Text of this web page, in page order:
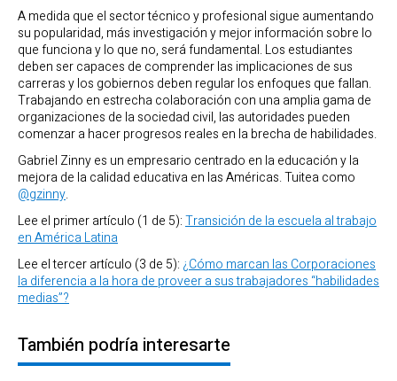
A medida que el sector técnico y profesional sigue aumentando
su popularidad, más investigación y mejor información sobre lo
que funciona y lo que no, será fundamental. Los estudiantes
deben ser capaces de comprender las implicaciones de sus
carreras y los gobiernos deben regular los enfoques que fallan.
Trabajando en estrecha colaboración con una amplia gama de
organizaciones de la sociedad civil, las autoridades pueden
comenzar a hacer progresos reales en la brecha de habilidades.
Gabriel Zinny es un empresario centrado en la educación y la
mejora de la calidad educativa en las Américas. Tuitea como
@gzinny.
Lee el primer artículo (1 de 5):Transición de la escuela al trabajo
en América Latina
Lee el tercer artículo (3 de 5): ¿Cómo marcan las Corporaciones
la diferencia a la hora de proveer a sus trabajadores “habilidades
medias”?
También podría interesarte